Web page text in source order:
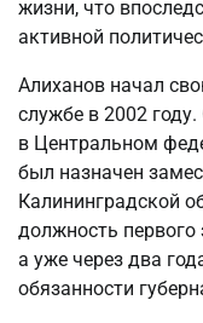
жизни, что
активной
Алиханов начал
службе в 2002
в Центральном
был назначен
Калининградской
должность первого
а уже через два
обязанности